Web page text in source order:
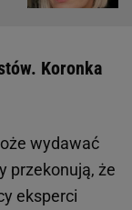
Koronka
wydawać
przekonują, że
eksperci